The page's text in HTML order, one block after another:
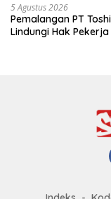
5 Agustus 2026
Pemalangan PT
Lindungi Hak Pekerja